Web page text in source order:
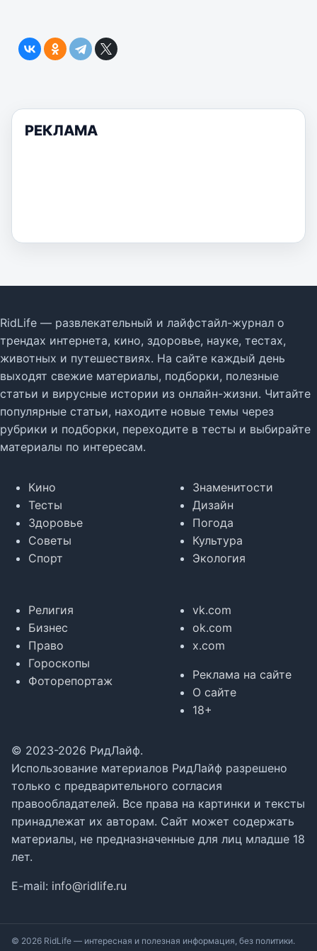
РЕКЛАМА
RidLife — развлекательный и лайфстайл-журнал о
трендах интернета, кино, здоровье, науке, тестах,
животных и путешествиях. На сайте каждый день
выходят свежие материалы, подборки, полезные
статьи и вирусные истории из онлайн-жизни. Читайте
популярные статьи, находите новые темы через
рубрики и подборки, переходите в тесты и выбирайте
материалы по интересам.
Кино
Тесты
Здоровье
Советы
Спорт
Знаменитости
Дизайн
Погода
Культура
Экология
Религия
Бизнес
Право
Гороскопы
Фоторепортаж
vk.com
ok.com
x.com
Реклама на сайте
О сайте
18+
© 2023-2026 РидЛайф.
Использование материалов РидЛайф разрешено
только с предварительного согласия
правообладателей. Все права на картинки и тексты
принадлежат их авторам. Сайт может содержать
материалы, не предназначенные для лиц младше 18
лет.
E-mail: info@ridlife.ru
© 2026 RidLife — интересная и полезная информация, без политики.